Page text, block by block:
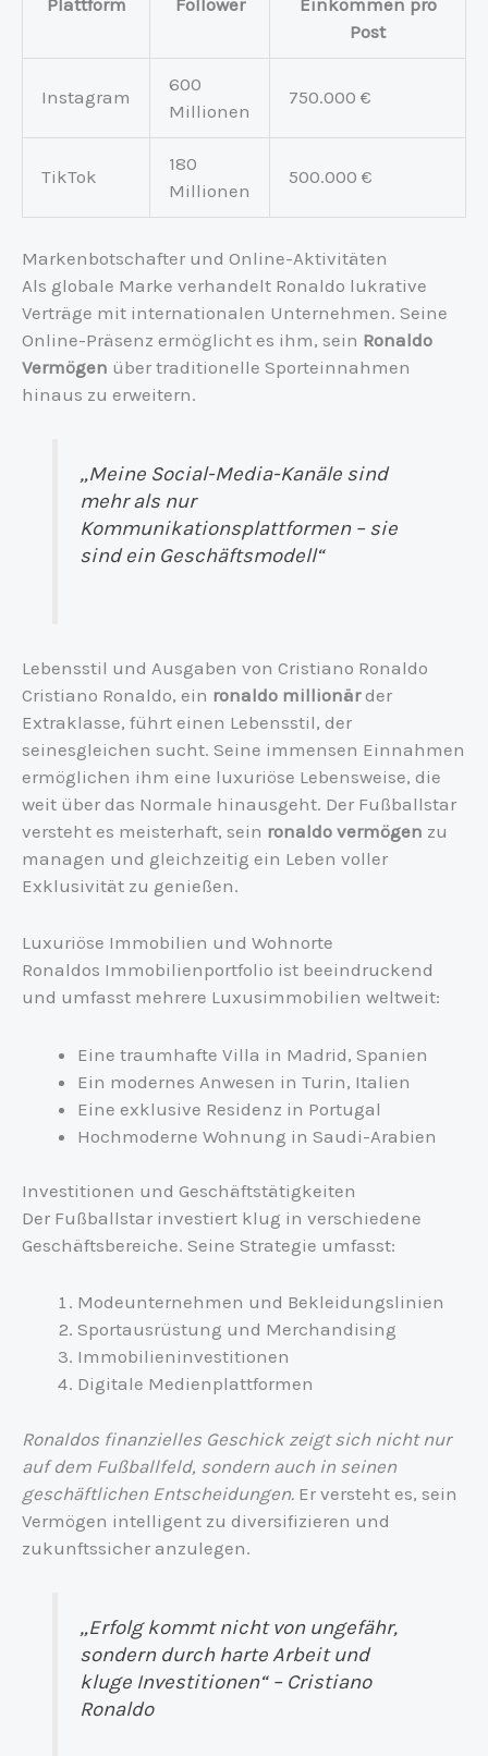
Post
Instagram
600
Millionen
750.000 €
TikTok
180
Millionen
500.000 €
Markenbotschafter und Online-Aktivitäten
Als globale Marke verhandelt Ronaldo lukrative
Verträge mit internationalen Unternehmen. Seine
Online-Präsenz ermöglicht es ihm, sein Ronaldo
Vermögen über traditionelle Sporteinnahmen
hinaus zu erweitern.
„Meine Social-Media-Kanäle sind
mehr als nur
Kommunikationsplattformen – sie
sind ein Geschäftsmodell“
Lebensstil und Ausgaben von Cristiano Ronaldo
Cristiano Ronaldo, ein ronaldo millionärder
Extraklasse, führt einen Lebensstil, der
seinesgleichen sucht. Seine immensen Einnahmen
ermöglichen ihm eine luxuriöse Lebensweise, die
weit über das Normale hinausgeht. Der Fußballstar
versteht es meisterhaft, sein ronaldo vermögen zu
managen und gleichzeitig ein Leben voller
Exklusivität zu genießen.
Luxuriöse Immobilien und Wohnorte
Ronaldos Immobilienportfolio ist beeindruckend
und umfasst mehrere Luxusimmobilien weltweit:
Eine traumhafte Villa in Madrid, Spanien
Ein modernes Anwesen in Turin, Italien
Eine exklusive Residenz in Portugal
Hochmoderne Wohnung in Saudi-Arabien
Investitionen und Geschäftstätigkeiten
Der Fußballstar investiert klug in verschiedene
Geschäftsbereiche. Seine Strategie umfasst:
Modeunternehmen und Bekleidungslinien
Sportausrüstung und Merchandising
Immobilieninvestitionen
Digitale Medienplattformen
Ronaldos finanzielles Geschick zeigt sich nicht nur
auf dem Fußballfeld, sondern auch in seinen
geschäftlichen Entscheidungen. Er versteht es, sein
Vermögen intelligent zu diversifizieren und
zukunftssicher anzulegen.
„Erfolg kommt nicht von ungefähr,
sondern durch harte Arbeit und
kluge Investitionen“ – Cristiano
Ronaldo